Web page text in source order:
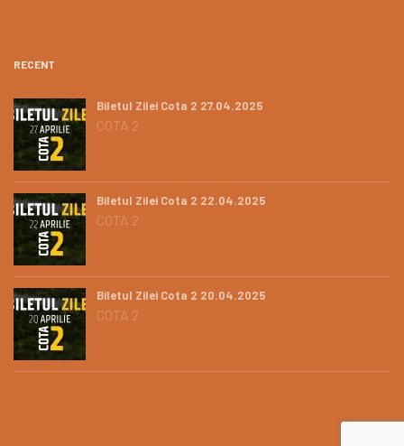
RECENT
Biletul Zilei Cota 2 27.04.2025
COTA 2
Biletul Zilei Cota 2 22.04.2025
COTA 2
Biletul Zilei Cota 2 20.04.2025
COTA 2